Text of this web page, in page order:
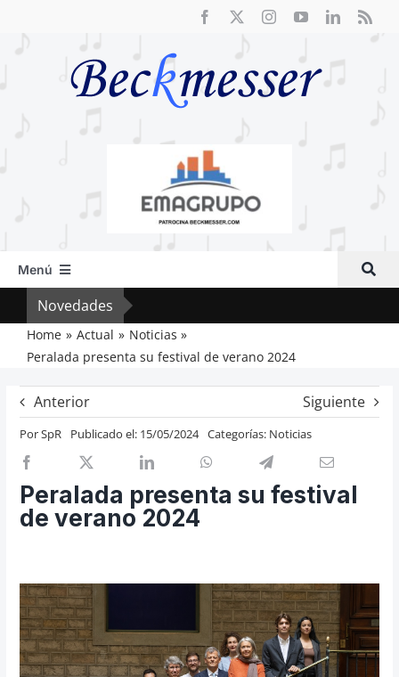
Menú
Inicio
Actual
Artículos
Crítica
Previos de ópera
Cosas de Beckmesser
Novedades
Home Actual
Noticias
Peralada presenta su festival de verano 2024
Anterior Siguiente
PorSpR Publicado el: 15/05/2024 Categorías: Noticias
Peralada presenta su festival
de verano 2024